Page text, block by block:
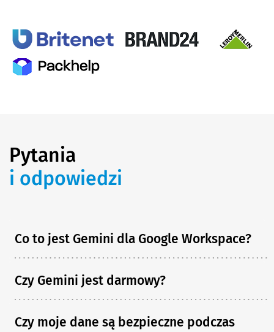
Pytania
i odpowiedzi
Co to jest Gemini dla Google Workspace?
Czy Gemini jest darmowy?
Czy moje dane są bezpieczne podczas